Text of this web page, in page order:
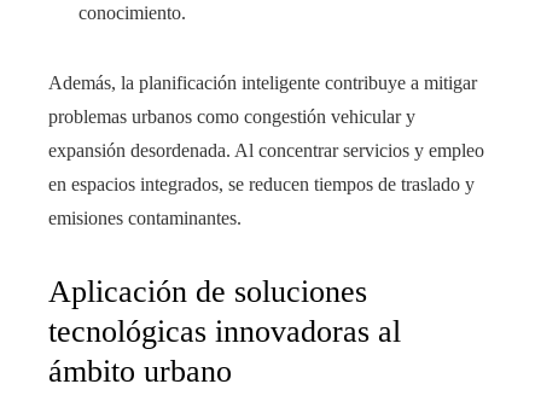
conocimiento.
Además, la planificación inteligente contribuye a mitigar
problemas urbanos como congestión vehicular y
expansión desordenada. Al concentrar servicios y empleo
en espacios integrados, se reducen tiempos de traslado y
emisiones contaminantes.
Aplicación de soluciones
tecnológicas innovadoras al
ámbito urbano